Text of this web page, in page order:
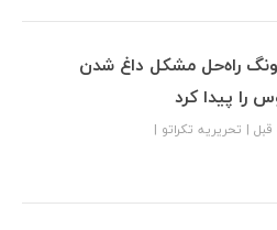
راه‌حل مشکل داغ شدن
را پیدا کرد
| تحریریه تکراتو |